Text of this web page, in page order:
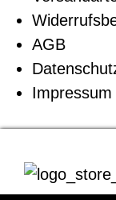
AGB
Impressum